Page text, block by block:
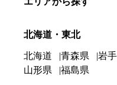
北海道・東北
北海道 青森県 岩
山形県
福島県